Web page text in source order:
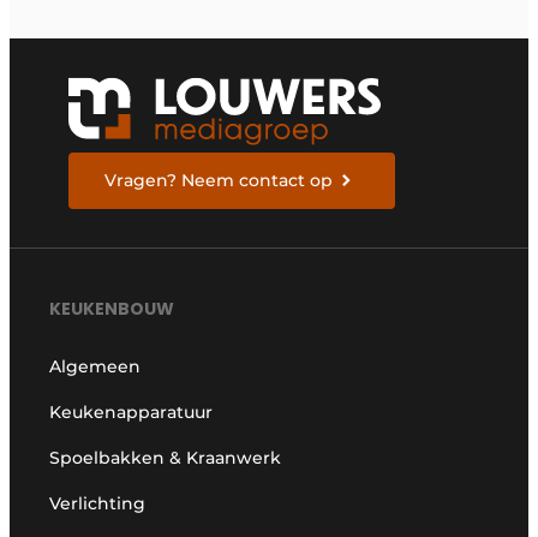
Vragen? Neem contact op
KEUKENBOUW
Algemeen
Keukenapparatuur
Spoelbakken & Kraanwerk
Verlichting